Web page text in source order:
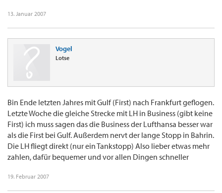
13. Januar 2007
Vogel
Lotse
Bin Ende letzten Jahres mit Gulf (First) nach Frankfurt geflogen.
Letzte Woche die gleiche Strecke mit LH in Business (gibt keine
First) ich muss sagen das die Business der Lufthansa besser war
als die First bei Gulf. Außerdem nervt der lange Stopp in Bahrin.
Die LH fliegt direkt (nur ein Tankstopp) Also lieber etwas mehr
zahlen, dafür bequemer und vor allen Dingen schneller
19. Februar 2007